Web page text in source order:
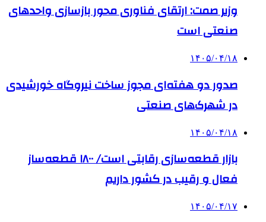
وزیر صمت: ارتقای فناوری محور بازسازی واحدهای
صنعتی است
۱۴۰۵/۰۴/۱۸
صدور دو هفته‌ای مجوز ساخت نیروگاه خورشیدی
در شهرک‌های صنعتی
۱۴۰۵/۰۴/۱۸
بازار قطعه‌سازی رقابتی است/ ۱۸۰۰ قطعه‌ساز
فعال و رقیب در کشور داریم
۱۴۰۵/۰۴/۱۷